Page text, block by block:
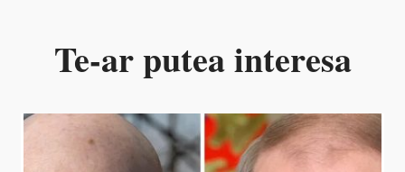
Te-ar putea interesa